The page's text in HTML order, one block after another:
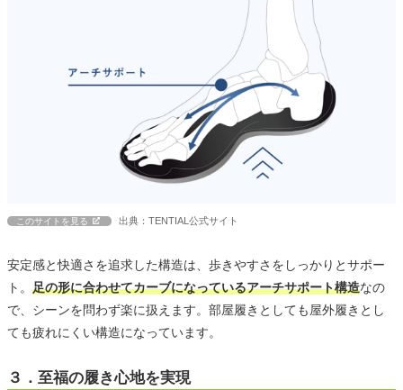
このサイトを見る 出典：TENTIAL公式サイト
安定感と快適さを追求した構造は、歩きやすさをしっかりとサポー
ト。 足の形に合わせてカーブになっているアーチサポート構造なの
で、シーンを問わず楽に扱えます。部屋履きとしても屋外履きとし
ても疲れにくい構造になっています。
３．至福の履き心地を実現